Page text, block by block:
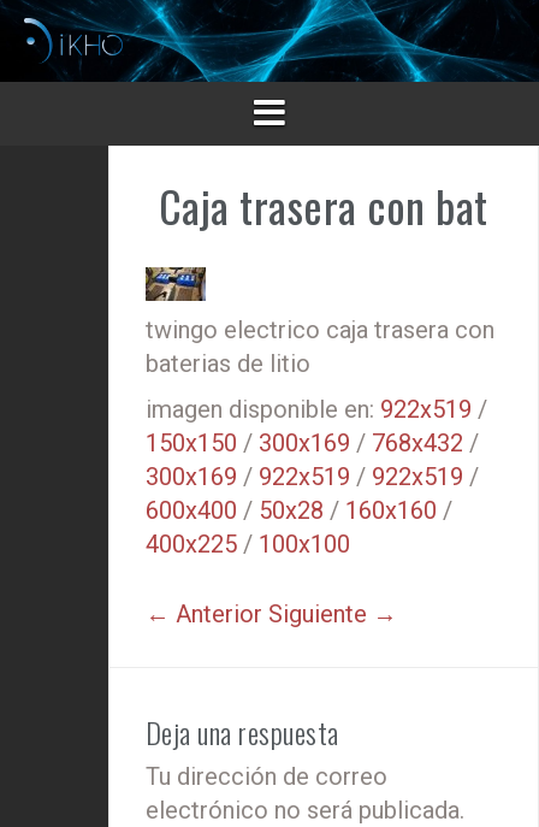
Saltar
contenido
Caja trasera con bat
twingo electrico caja trasera con
baterias de litio
imagen disponible en: 922x519 /
150x150 / 300x169 / 768x432 /
300x169 / 922x519 / 922x519 /
600x400 / 50x28 / 160x160 /
400x225/ 100x100
← Anterior Siguiente →
Deja una respuesta
Tu dirección de correo
electrónico no será publicada.